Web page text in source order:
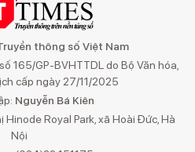
thông số Việt Nam
165/GP-BVHTTDL do Bộ Văn hóa,
cấp ngày 27/11/2025
Nguyễn Bá Kiên
Hinode Royal Park, xã Hoài Đức, Hà
Nội